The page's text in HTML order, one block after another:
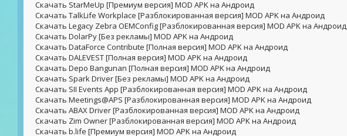
Скачать StarMeUp [Премиум версия] MOD APK на Андроид
Скачать TalkLife Workplace [Разблокированная версия] MOD APK на Андроид
Скачать Legacy Zebra OEMConfig [Разблокированная версия] MOD APK на Андроид
Скачать DolarPy [Без рекламы] MOD APK на Андроид
Скачать DataForce Contribute [Полная версия] MOD APK на Андроид
Скачать DALEVEST [Полная версия] MOD APK на Андроид
Скачать Depo Bangunan [Полная версия] MOD APK на Андроид
Скачать Spark Driver [Без рекламы] MOD APK на Андроид
Скачать SII Events App [Разблокированная версия] MOD APK на Андроид
Скачать Meetings@APS [Разблокированная версия] MOD APK на Андроид
Скачать ABAX Driver [Разблокированная версия] MOD APK на Андроид
Скачать Zim Owner [Разблокированная версия] MOD APK на Андроид
Скачать b.life [Премиум версия] MOD APK на Андроид